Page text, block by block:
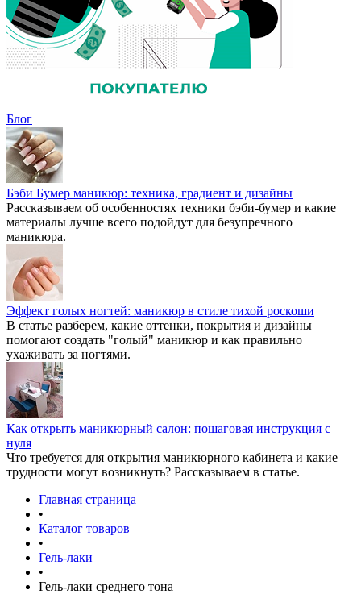
Блог
Бэби Бумер маникюр: техника, градиент и дизайны
Рассказываем об особенностях техники бэби-бумер и какие
материалы лучше всего подойдут для безупречного
маникюра.
Эффект голых ногтей: маникюр в стиле тихой роскоши
В статье разберем, какие оттенки, покрытия и дизайны
помогают создать "голый" маникюр и как правильно
ухаживать за ногтями.
Как открыть маникюрный салон: пошаговая инструкция с
нуля
Что требуется для открытия маникюрного кабинета и какие
трудности могут возникнуть? Рассказываем в статье.
Главная страница
•
Каталог товаров
•
Гель-лаки
•
Гель-лаки среднего тона